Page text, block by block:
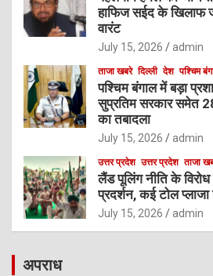
हाफिज सईद के खिलाफ
वारंट
July 15, 2026 admin
ताजा खबरे दिल्ली देश पश्चिम
पश्चिम बंगाल में बड़ा
सुप्रतिम सरकार समेत
का तबादला
July 15, 2026 admin
उत्तर प्रदेश उत्तर प्रदेश ताजा
लैंड पूलिंग नीति के
प्रदर्शन, कई टोल प्लाजा
July 15, 2026 admin
अपराध